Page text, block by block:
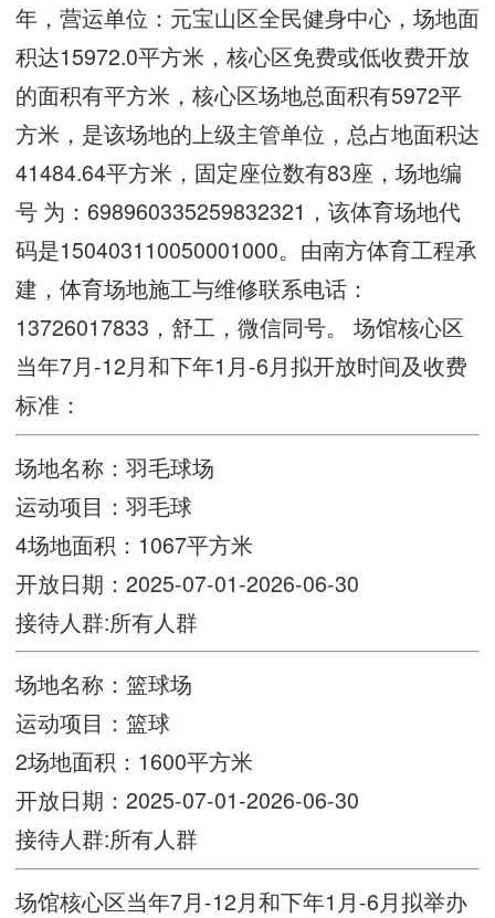
年，营运单位：元宝山区全民健身中心，场地面
积达15972.0平方米，核心区免费或低收费开放
的面积有平方米，核心区场地总面积有5972平
方米，是该场地的上级主管单位，总占地面积达
41484.64平方米，固定座位数有83座，场地编
号 为：698960335259832321，该体育场地代
码是150403110050001000。由南方体育工程承
建，体育场地施工与维修联系电话：
13726017833，舒工，微信同号。 场馆核心区
当年7月-12月和下年1月-6月拟开放时间及收费
标准：
场地名称：羽毛球场
运动项目：羽毛球
4场地面积：1067平方米
开放日期：2025-07-01-2026-06-30
接待人群:所有人群
场地名称：篮球场
运动项目：篮球
2场地面积：1600平方米
开放日期：2025-07-01-2026-06-30
接待人群:所有人群
场馆核心区当年7月-12月和下年1月-6月拟举办